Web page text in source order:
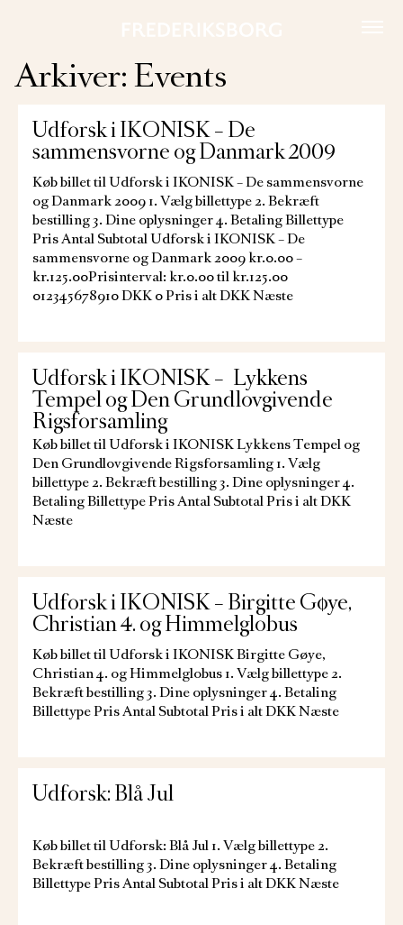
Arkiver:Events
Udforsk i IKONISK – De
sammensvorne og Danmark 2009
Køb billet til Udforsk i IKONISK – De sammensvorne
og Danmark 2009 1. Vælg billettype 2. Bekræft
bestilling 3. Dine oplysninger 4. Betaling Billettype
Pris Antal Subtotal Udforsk i IKONISK – De
sammensvorne og Danmark 2009 kr.0.00 –
kr.125.00Prisinterval: kr.0.00 til kr.125.00
012345678910 DKK 0 Pris i alt DKK Næste
Udforsk i IKONISK – Lykkens
Tempel og Den Grundlovgivende
Rigsforsamling
Køb billet til Udforsk i IKONISK Lykkens Tempel og
Den Grundlovgivende Rigsforsamling 1. Vælg
billettype 2. Bekræft bestilling 3. Dine oplysninger 4.
Betaling Billettype Pris Antal Subtotal Pris i alt DKK
Næste
Udforsk i IKONISK – Birgitte Gøye,
Christian 4. og Himmelglobus
Køb billet til Udforsk i IKONISK Birgitte Gøye,
Christian 4. og Himmelglobus 1. Vælg billettype 2.
Bekræft bestilling 3. Dine oplysninger 4. Betaling
Billettype Pris Antal Subtotal Pris i alt DKK Næste
Udforsk: Blå Jul
Køb billet til Udforsk: Blå Jul 1. Vælg billettype 2.
Bekræft bestilling 3. Dine oplysninger 4. Betaling
Billettype Pris Antal Subtotal Pris i alt DKK Næste